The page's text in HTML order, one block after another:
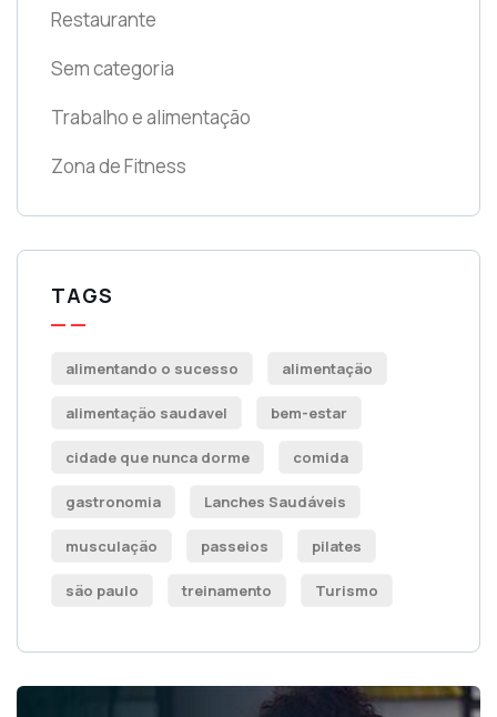
Restaurante
Sem categoria
Trabalho e alimentação
Zona de Fitness
TAGS
alimentando o sucesso alimentação
alimentação saudavel bem-estar
cidade que nunca dorme comida
gastronomia Lanches Saudáveis
musculação passeios pilates
são paulo treinamento Turismo